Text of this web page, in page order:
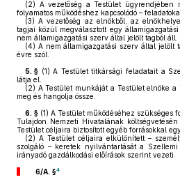
(2) A vezetőség a Testület ügyrendjében
folyamatos működéshez kapcsolódó –
(3) A vezetőség az elnökből, az
tagjai közül megválasztott egy
nem államigazgatási szerv által jelölt tagból áll.
(4) A nem államigazgatási szerv által jelölt
évre szól.
5. § (1) A Testület titkársági feladatait a
látja el.
(2) A Testület munkáját a Testület elnöke
meg és hangolja össze.
6. § (1) A Testület működéséhez szükséges
Tulajdon Nemzeti Hivatalának
Testület céljaira biztosított egyéb forrásokkal
(2) A Testület céljaira elkülönített –
szolgáló – keretek nyilvántartását a
irányadó gazdálkodási előírások szerint vezeti.
6/A. §4